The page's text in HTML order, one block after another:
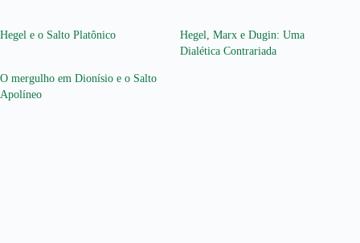
Hegel e o Salto Platônico
Hegel, Marx e Dugin: Uma
Dialética Contrariada
O mergulho em Dionísio e o Salto
Apolíneo